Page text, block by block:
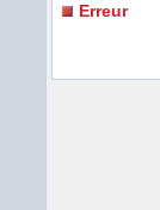
Erreur